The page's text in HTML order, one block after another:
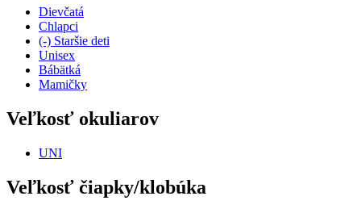
Dievčatá
Chlapci
(-) Staršie deti
Unisex
Bábätká
Mamičky
Veľkosť okuliarov
UNI
Veľkosť čiapky/klobúka